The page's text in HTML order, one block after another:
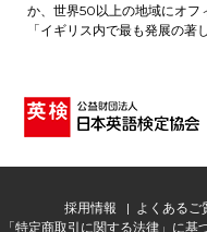
か、世界50以上の地域にオフ
「イギリス内で最も発展の著
採用情報 よくあるご
「特定商取引に関する法律」に基